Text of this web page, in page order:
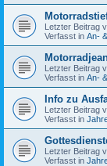
Letzter Beitrag
Verfasst in An-
Letzter Beitrag
Verfasst in An-
Info zu
Letzter Beitrag
Verfasst in
Letzter Beitrag
Verfasst in